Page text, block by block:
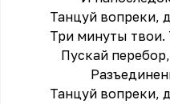
Танцуй вопреки,
Три минуты твои.
Пускай
Танцуй вопреки,